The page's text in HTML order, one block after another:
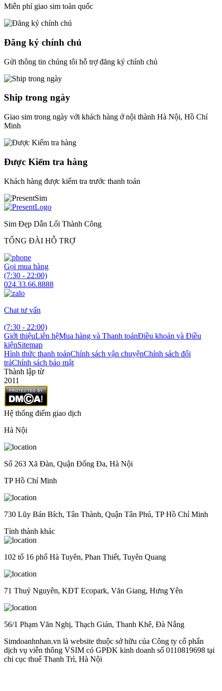
Miễn phí giao sim toàn quốc
Đăng ký chính chủ
Gửi thông tin chúng tôi hỗ trợ đăng ký chính chủ
Ship trong ngày
Giao sim trong ngày với khách hàng ở nội thành Hà Nội, Hồ Chí
Minh
Được Kiểm tra hàng
Khách hàng được kiểm tra trước thanh toán
Sim Đẹp Dẫn Lối Thành Công
TỔNG ĐÀI HỖ TRỢ
Gọi mua hàng
(7:30 - 22:00)
024.33.66.8888
Chat tư vấn
(7:30 - 22:00)
Giới thiệuLiên hệMua hàng và Thanh toánĐiều khoản và Điều
kiệnSitemap
Hình thức thanh toánChính sách vận chuyệnChính sách đổi
trảChính sách bảo mật
Thành lập từ
2011
Hệ thống điểm giao dịch
Hà Nội
Số 263 Xã Đàn, Quận Đống Đa, Hà Nội
TP Hồ Chí Minh
730 Lũy Bán Bích, Tân Thành, Quận Tân Phú, TP Hồ Chí Minh
Tỉnh thành khác
102 tổ 16 phố Hà Tuyên, Phan Thiết, Tuyên Quang
71 Thuỷ Nguyên, KĐT Ecopark, Văn Giang, Hưng Yên
56/1 Phạm Văn Nghị, Thạch Gián, Thanh Khê, Đà Nẵng
Simdoanhnhan.vn là website thuộc sở hữu của Công ty cổ phẩn
dịch vụ viễn thông VSIM có GPĐK kinh doanh số 0110819698 tại
chi cục thuế Thanh Trì, Hà Nội